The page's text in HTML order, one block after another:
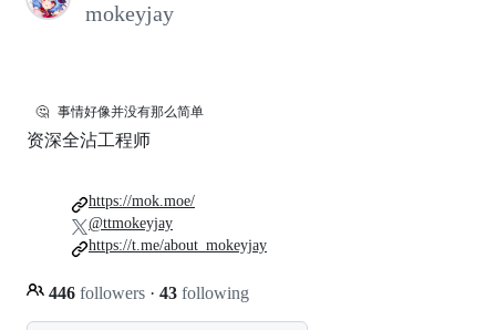
mokeyjay
🤔 事情好像并没有那么简单
资深全沾工程师
446 followers · 43 following
https://mok.moe/
@ttmokeyjay
https://t.me/about_mokeyjay